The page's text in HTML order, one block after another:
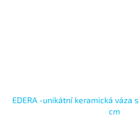
EDERA -unikátní keramická váza
cm